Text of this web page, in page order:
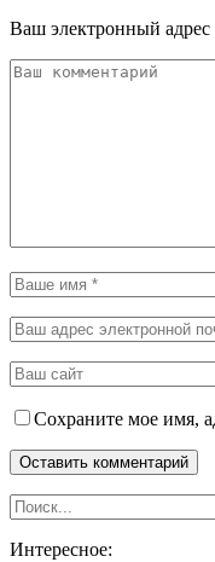
Ваш электронный адрес
Сохраните мое имя,
Интересное: